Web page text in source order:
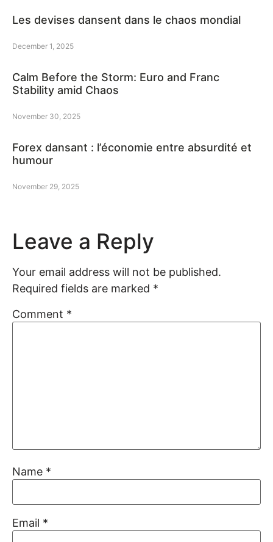
Les devises dansent dans le chaos mondial
December 1, 2025
Calm Before the Storm: Euro and Franc
Stability amid Chaos
November 30, 2025
Forex dansant : l’économie entre absurdité et
humour
November 29, 2025
Leave a Reply
Your email address will not be published.
Required fields are marked *
Comment *
Name *
Email *